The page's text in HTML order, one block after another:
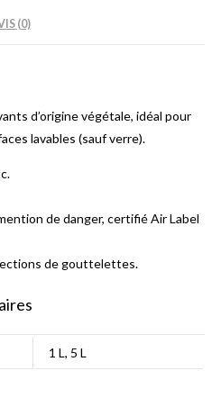
(0)
d’origine végétale, idéal pour
lavables (sauf verre).
de danger, certifié Air Label
de gouttelettes.
1 L, 5 L